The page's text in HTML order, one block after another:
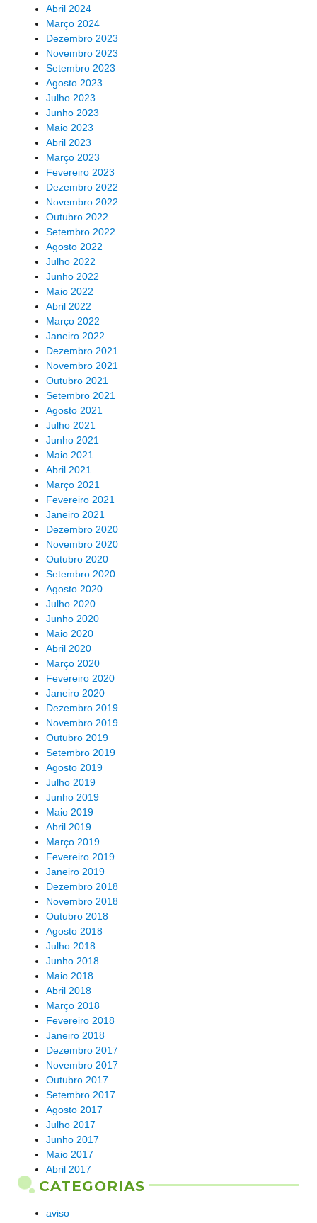
Abril 2024
Março 2024
Dezembro 2023
Novembro 2023
Setembro 2023
Agosto 2023
Julho 2023
Junho 2023
Maio 2023
Abril 2023
Março 2023
Fevereiro 2023
Dezembro 2022
Novembro 2022
Outubro 2022
Setembro 2022
Agosto 2022
Julho 2022
Junho 2022
Maio 2022
Abril 2022
Março 2022
Janeiro 2022
Dezembro 2021
Novembro 2021
Outubro 2021
Setembro 2021
Agosto 2021
Julho 2021
Junho 2021
Maio 2021
Abril 2021
Março 2021
Fevereiro 2021
Janeiro 2021
Dezembro 2020
Novembro 2020
Outubro 2020
Setembro 2020
Agosto 2020
Julho 2020
Junho 2020
Maio 2020
Abril 2020
Março 2020
Fevereiro 2020
Janeiro 2020
Dezembro 2019
Novembro 2019
Outubro 2019
Setembro 2019
Agosto 2019
Julho 2019
Junho 2019
Maio 2019
Abril 2019
Março 2019
Fevereiro 2019
Janeiro 2019
Dezembro 2018
Novembro 2018
Outubro 2018
Agosto 2018
Julho 2018
Junho 2018
Maio 2018
Abril 2018
Março 2018
Fevereiro 2018
Janeiro 2018
Dezembro 2017
Novembro 2017
Outubro 2017
Setembro 2017
Agosto 2017
Julho 2017
Junho 2017
Maio 2017
Abril 2017
CATEGORIAS
aviso